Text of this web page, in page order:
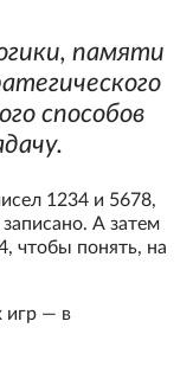
памяти
способов
1234 и 5678,
А затем
чтобы понять, на
игр — в